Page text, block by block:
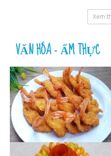
Xem
VĂN HÓA - ẨM THỰC